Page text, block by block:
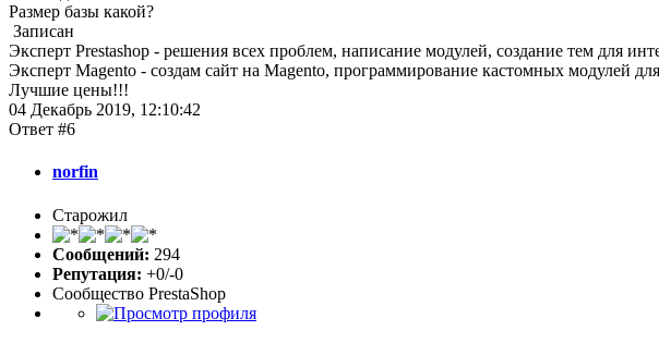
Размер базы какой?
Записан
Эксперт Prestashop - решения всех проблем, написание модулей, создание тем для
Эксперт Magento - создам сайт на Magento, программирование кастомных модулей
Лучшие цены!!!
04 Декабрь 2019, 12:10:42
Ответ #6
norfin
Старожил
Сообщений: 294
Репутация: +0/-0
Сообщество PrestaShop